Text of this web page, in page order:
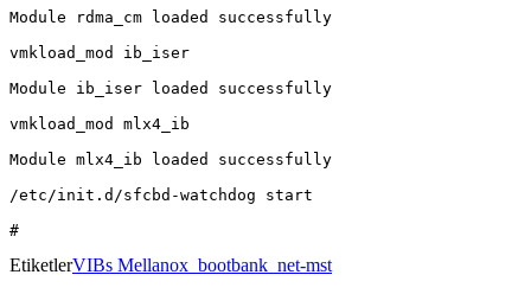
Module rdma_cm loaded successfully
vmkload_mod ib_iser
Module ib_iser loaded successfully
vmkload_mod mlx4_ib
Module mlx4_ib loaded successfully
/etc/init.d/sfcbd-watchdog start
EtiketlerVIBs Mellanox_bootbank_net-mst